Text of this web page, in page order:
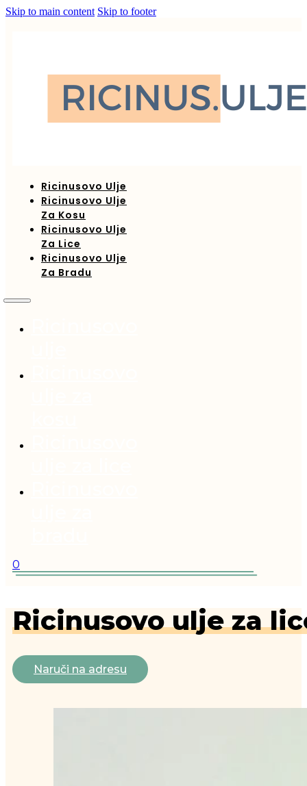
Skip to main content Skip to footer
Ricinusovo Ulje
Ricinusovo Ulje
Za Kosu
Ricinusovo Ulje
Za Lice
Ricinusovo Ulje
Za Bradu
0
Ricinusovo ulje za
Naruči na adresu